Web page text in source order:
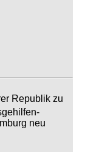
Republik zu
neu